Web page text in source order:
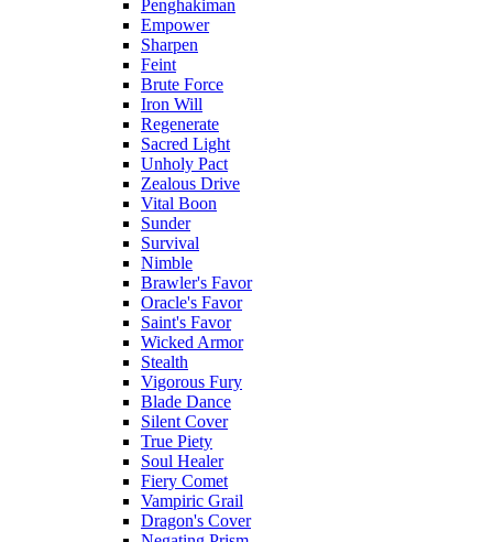
Penghakiman
Empower
Sharpen
Feint
Brute Force
Iron Will
Regenerate
Sacred Light
Unholy Pact
Zealous Drive
Vital Boon
Sunder
Survival
Nimble
Brawler's Favor
Oracle's Favor
Saint's Favor
Wicked Armor
Stealth
Vigorous Fury
Blade Dance
Silent Cover
True Piety
Soul Healer
Fiery Comet
Vampiric Grail
Dragon's Cover